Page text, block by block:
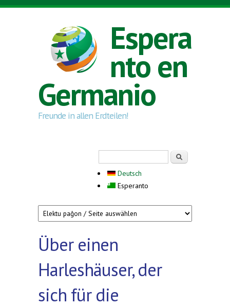
Skip to main content
Espera
nto en
Germanio
Freunde in allen Erdteilen!
Deutsch
Esperanto
Über einen
Harleshäuser, der
sich für die